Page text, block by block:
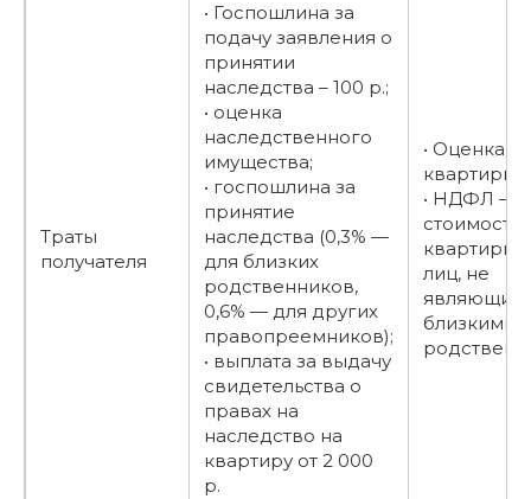
Траты
получателя
• Госпошлина за
подачу заявления о
принятии
наследства – 100 р.;
• оценка
наследственного
имущества;
• госпошлина за
принятие
наследства (0,3% —
для близких
родственников,
0,6% — для других
правопреемников);
• выплата за выдачу
свидетельства о
правах на
наследство на
квартиру от 2 000
р.
• Оценка
квартиры;
• НДФЛ –
стоимости
квартиры
лиц, не
близкими